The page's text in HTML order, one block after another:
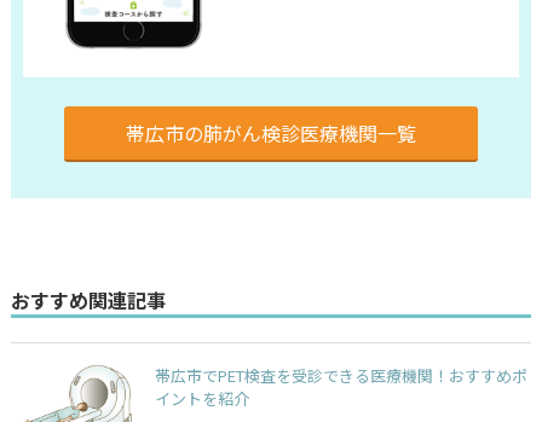
帯広市の肺がん検診医療機関一覧
おすすめ関連記事
帯広市でPET検査を受診できる医療機関！おすすめポ
イントを紹介